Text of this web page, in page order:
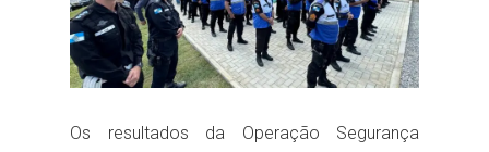
Os resultados da Operação Segurança